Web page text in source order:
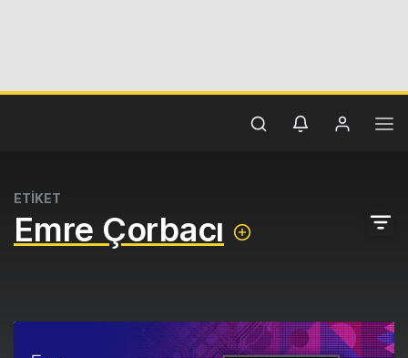
ETİKET
Emre Çorbacı